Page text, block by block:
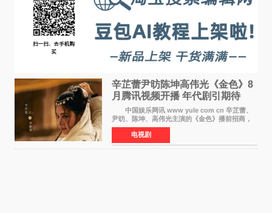
辛芷蕾尹昉陈坤高伟光《金色》8
月腾讯视频开播 年代剧引期待
中国娱乐网讯 www yule com cn 辛芷蕾、
尹昉、陈坤、高伟光主演的《金色》播前招商，
预计8月腾讯视频开播。这部年代剧汇集了众多实
力派演员，阵容强大，引发了观众的广泛关
注。 《金色》
电视剧